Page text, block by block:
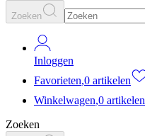
Zoeken
Inloggen
Favorieten,0 artikelen
Winkelwagen,0 artikelen
Zoeken